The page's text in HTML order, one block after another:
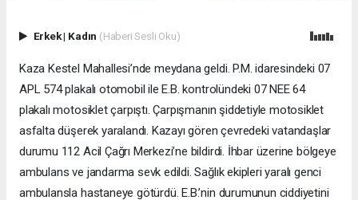
Erkek| Kadın (Haberi Sesli Oku)
Kaza Kestel Mahallesi’nde meydana geldi. P.M. idaresindeki 07
APL 574 plakalı otomobil ile E.B. kontrolündeki 07 NEE 64
plakalı motosiklet çarpıştı. Çarpışmanın şiddetiyle motosiklet
asfalta düşerek yaralandı. Kazayı gören çevredeki vatandaşlar
durumu 112 Acil Çağrı Merkezi’ne bildirdi. İhbar üzerine bölgeye
ambulans ve jandarma sevk edildi. Sağlık ekipleri yaralı genci
ambulansla hastaneye götürdü. E.B.’nin durumunun ciddiyetini